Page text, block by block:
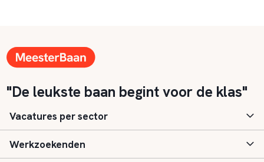
"De leukste baan begint voor de klas"
Vacatures per sector
Basisonderwijs
Werkzoekenden